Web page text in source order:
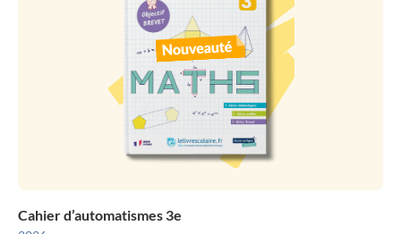
Cahier d’automatismes 3e